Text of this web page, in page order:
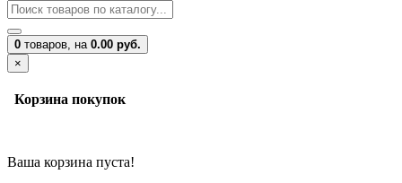
0 товаров, на 0.00 руб.
×
Корзина покупок
Ваша корзина пуста!